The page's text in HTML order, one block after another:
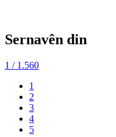
Sernavên din
1 / 1.560
1
2
3
4
5